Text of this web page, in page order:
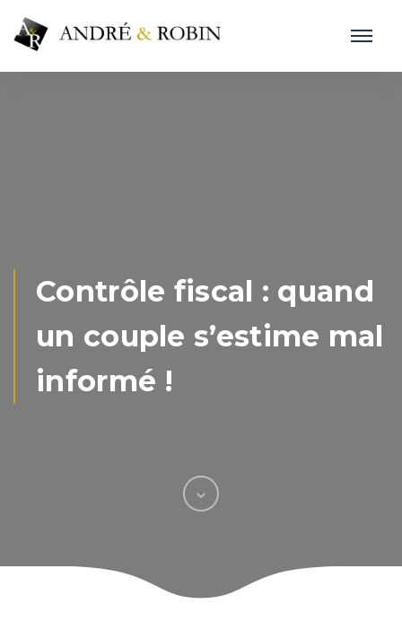
Contrôle fiscal : quand
un couple s’estime mal
informé !